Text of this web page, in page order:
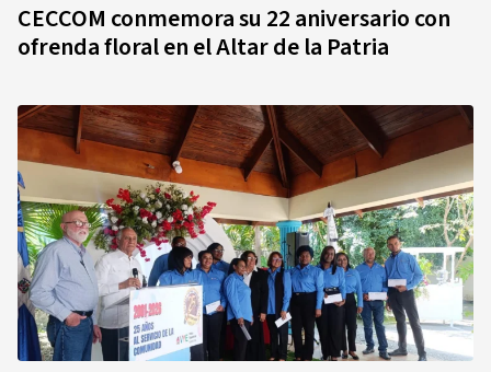
CECCOM conmemora su 22 aniversario con
ofrenda floral en el Altar de la Patria